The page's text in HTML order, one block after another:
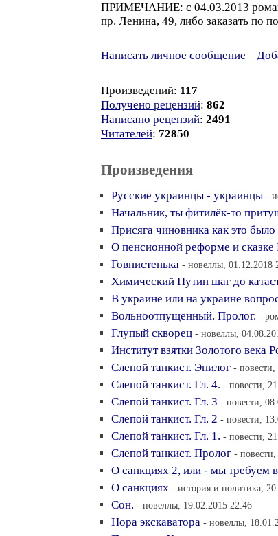
ПРИМЕЧАНИЕ: с 04.03.2013 роман
пр. Ленина, 49, либо заказать по
Написать личное сообщение
Произведений: 117
Получено рецензий: 862
Написано рецензий: 2491
Читателей: 72850
Произведения
Русские украинцы - украинцы -
Начальник, ты фитилёк-то
Присяга чиновника как это было
О пенсионной реформе и
Говнистенька - новеллы, 01.12.2018
Химический Путин шаг до
В украине или на украине
Вольноотпущенный. Пролог. -
Глупый скворец - новеллы,
Институт взятки Золотого века
Слепой танкист. Эпилог -
Слепой танкист. Гл. 4. - повести,
Слепой танкист. Гл. 3 - повести,
Слепой танкист. Гл. 2 - повести,
Слепой танкист. Гл. 1. - повести,
Слепой танкист. Пролог -
О санкциях 2, или - мы требуем
О санкциях - история и политика,
Сон. - новеллы, 19.02.2015 22:46
Нора экскаватора - новеллы,